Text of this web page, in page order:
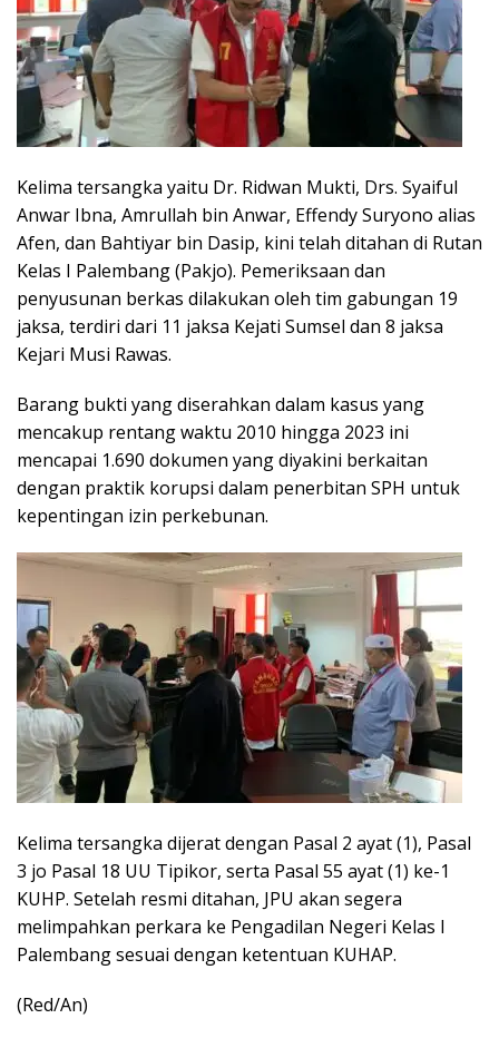
Kelima tersangka yaitu Dr. Ridwan Mukti, Drs. Syaiful
Anwar Ibna, Amrullah bin Anwar, Effendy Suryono alias
Afen, dan Bahtiyar bin Dasip, kini telah ditahan di Rutan
Kelas I Palembang (Pakjo). Pemeriksaan dan
penyusunan berkas dilakukan oleh tim gabungan 19
jaksa, terdiri dari 11 jaksa Kejati Sumsel dan 8 jaksa
Kejari Musi Rawas.
Barang bukti yang diserahkan dalam kasus yang
mencakup rentang waktu 2010 hingga 2023 ini
mencapai 1.690 dokumen yang diyakini berkaitan
dengan praktik korupsi dalam penerbitan SPH untuk
kepentingan izin perkebunan.
Kelima tersangka dijerat dengan Pasal 2 ayat (1), Pasal
3 jo Pasal 18 UU Tipikor, serta Pasal 55 ayat (1) ke-1
KUHP. Setelah resmi ditahan, JPU akan segera
melimpahkan perkara ke Pengadilan Negeri Kelas I
Palembang sesuai dengan ketentuan KUHAP.
(Red/An)